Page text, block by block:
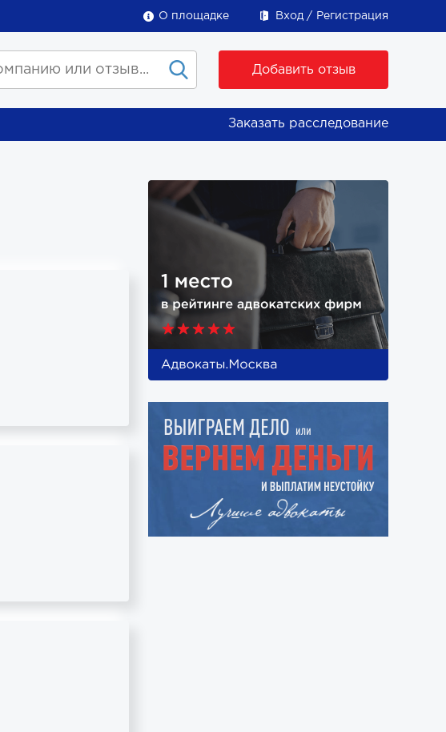
О площадке Вход Регистрация
Добавить отзыв
Заказать расследование